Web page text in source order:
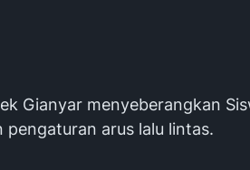
Gianyar menyeberangkan
pengaturan arus lalu lintas.